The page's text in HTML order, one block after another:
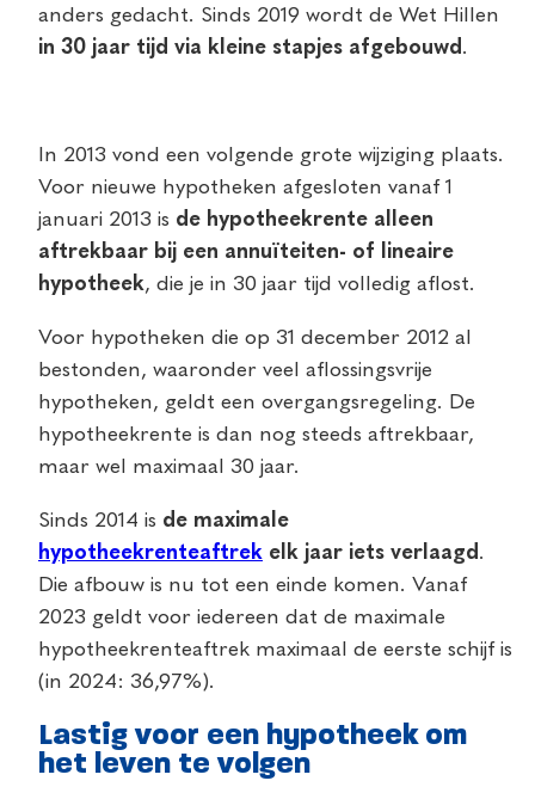
anders gedacht. Sinds 2019 wordt de Wet Hillen
in 30 jaar tijd via kleine stapjes afgebouwd .
In 2013 vond een volgende grote wijziging plaats.
Voor nieuwe hypotheken afgesloten vanaf 1
januari 2013 is de hypotheekrente alleen
aftrekbaar bij een annuïteiten- of lineaire
hypotheek, die je in 30 jaar tijd volledig aflost.
Voor hypotheken die op 31 december 2012 al
bestonden, waaronder veel aflossingsvrije
hypotheken, geldt een overgangsregeling. De
hypotheekrente is dan nog steeds aftrekbaar,
maar wel maximaal 30 jaar.
Sinds 2014 is de maximale
hypotheekrenteaftrek elk jaar iets verlaagd .
Die afbouw is nu tot een einde komen. Vanaf
2023 geldt voor iedereen dat de maximale
hypotheekrenteaftrek maximaal de eerste schijf is
(in 2024: 36,97%).
Lastig voor een hypotheek om
het leven te volgen